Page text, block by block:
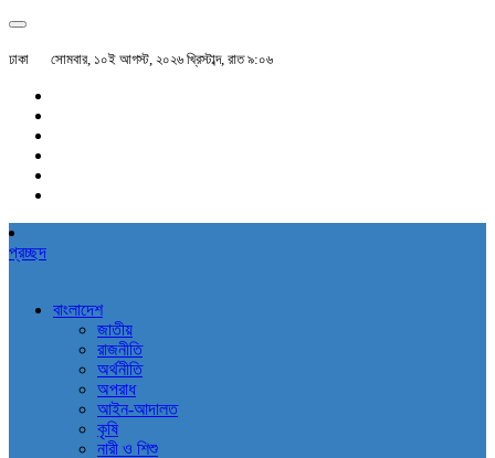
ঢাকা সোমবার, ১০ই আগস্ট, ২০২৬ খ্রিস্টাব্দ, রাত ৯:০৬
প্রচ্ছদ
বাংলাদেশ
জাতীয়
রাজনীতি
অর্থনীতি
অপরাধ
আইন-আদালত
কৃষি
নারী ও শিশু